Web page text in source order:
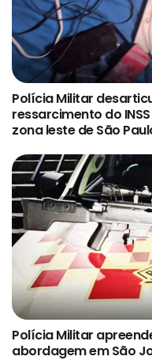
Polícia Militar
ressarcimento do
zona leste de São
Polícia Militar
abordagem em São